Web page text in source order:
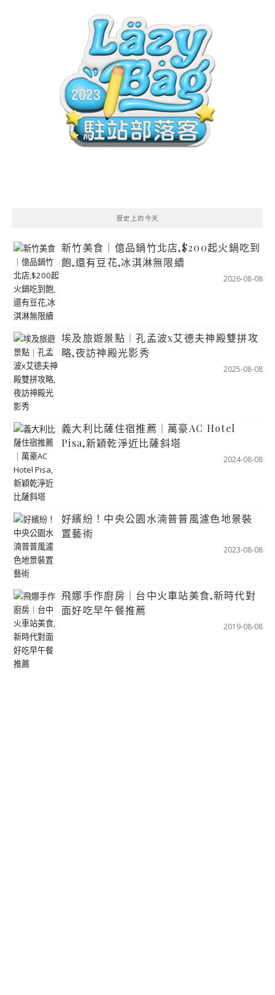
歷史上的今天
新竹美食｜億品鍋竹北店,$200起火鍋吃到
飽,還有豆花,冰淇淋無限續
2026-08-08
埃及旅遊景點｜孔孟波x艾德夫神殿雙拼攻
略,夜訪神殿光影秀
2025-08-08
義大利比薩住宿推薦｜萬豪AC Hotel
Pisa,新穎乾淨近比薩斜塔
2024-08-08
好繽紛！中央公園水湳普普風濾色地景裝
置藝術
2023-08-08
飛娜手作廚房｜台中火車站美食,新時代對
面好吃早午餐推薦
2019-08-08